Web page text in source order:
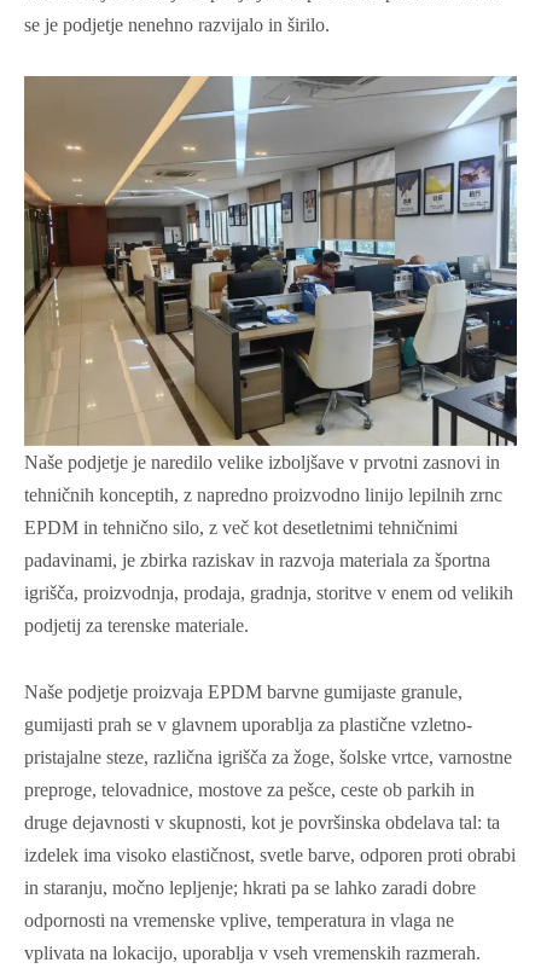
se je podjetje nenehno razvijalo in širilo.
Naše podjetje je naredilo velike izboljšave v prvotni zasnovi in
tehničnih konceptih, z napredno proizvodno linijo lepilnih zrnc
EPDM in tehnično silo, z več kot desetletnimi tehničnimi
padavinami, je zbirka raziskav in razvoja materiala za športna
igrišča, proizvodnja, prodaja, gradnja, storitve v enem od velikih
podjetij za terenske materiale.
Naše podjetje proizvaja EPDM barvne gumijaste granule,
gumijasti prah se v glavnem uporablja za plastične vzletno-
pristajalne steze, različna igrišča za žoge, šolske vrtce, varnostne
preproge, telovadnice, mostove za pešce, ceste ob parkih in
druge dejavnosti v skupnosti, kot je površinska obdelava tal: ta
izdelek ima visoko elastičnost, svetle barve, odporen proti obrabi
in staranju, močno lepljenje; hkrati pa se lahko zaradi dobre
odpornosti na vremenske vplive, temperatura in vlaga ne
vplivata na lokacijo, uporablja v vseh vremenskih razmerah.